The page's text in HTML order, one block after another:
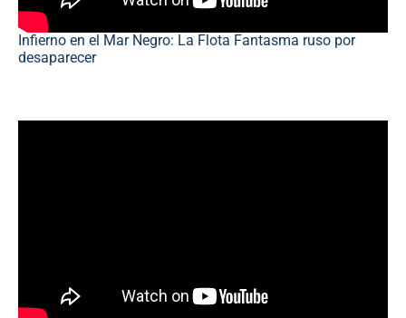
Infierno en el Mar Negro: La Flota Fantasma ruso por
desaparecer